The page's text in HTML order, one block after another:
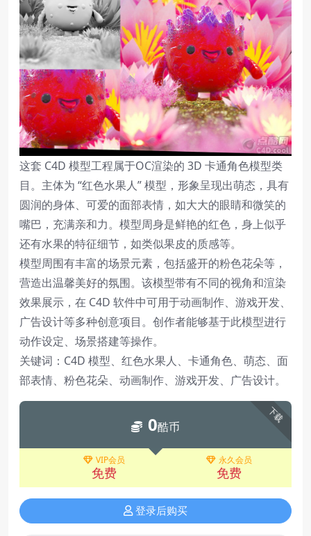
这套 C4D 模型工程属于OC渲染的 3D 卡通角色模型类
目。主体为 “红色水果人” 模型，形象呈现出萌态，具有
圆润的身体、可爱的面部表情，如大大的眼睛和微笑的
嘴巴，充满亲和力。模型周身是鲜艳的红色，身上似乎
还有水果的特征细节，如类似果皮的质感等。
模型周围有丰富的场景元素，包括盛开的粉色花朵等，
营造出温馨美好的氛围。该模型带有不同的视角和渲染
效果展示，在 C4D 软件中可用于动画制作、游戏开发、
广告设计等多种创意项目。创作者能够基于此模型进行
动作设定、场景搭建等操作。
关键词：C4D 模型、红色水果人、卡通角色、萌态、面
部表情、粉色花朵、动画制作、游戏开发、广告设计。
下载
0酷币
VIP会员
免费
永久会员
免费
登录后购买